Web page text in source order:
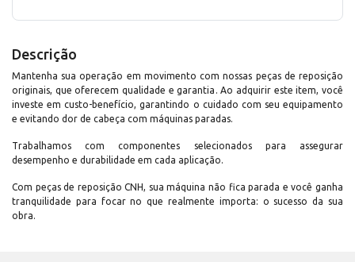
Descrição
Mantenha sua operação em movimento com nossas peças de reposição
originais, que oferecem qualidade e garantia. Ao adquirir este item, você
investe em custo-benefício, garantindo o cuidado com seu equipamento
e evitando dor de cabeça com máquinas paradas.
Trabalhamos com componentes selecionados para assegurar
desempenho e durabilidade em cada aplicação.
Com peças de reposição CNH, sua máquina não fica parada e você ganha
tranquilidade para focar no que realmente importa: o sucesso da sua
obra.